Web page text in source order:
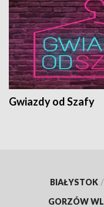
Gwiazdy od Szafy
BIAŁYSTOK /
GORZÓW